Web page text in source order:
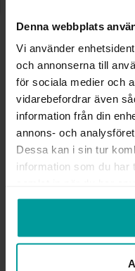
Denna webbplats
Vi använder
och annonserna till
för sociala medier och
vidarebefordrar även
information från din
annons- och
Dessa kan i sin tur
information som du har
✅ Alltid grymma deals.
✅ Öppet köp i 30 dagar vid
✅ Fri frakt till ombud vid köp
LÄGG I
INFO
VARUMÄRKE
KLOCKARMBAND